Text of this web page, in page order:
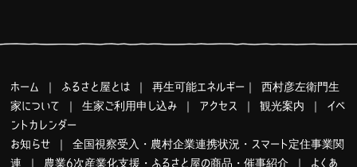
ホーム ふるさと屋とは ｜再生可能エネルギー ｜西村彦左衛門生
家について
｜生家ご利用申し込み アクセス ｜観光案内
イベ
ントカレンダー
お知らせ ｜全国視察受入・農村企業連携状況・スマート定住事業関
連
農業6次産業化支援・ふるさと屋の商品・催事紹介 よくあ